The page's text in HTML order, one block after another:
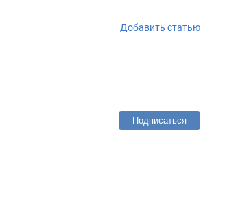
Добавить статью
Подписаться